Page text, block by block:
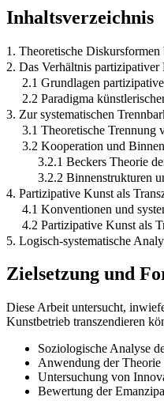
Inhaltsverzeichnis
1. Theoretische
2. Das Verhältnis
2.1 Grundlagen
2.2 Paradigma
3. Zur systematischen
3.1 Theoretische Trennung
3.2 Kooperation und
3.2.1 Beckers Theorie
3.2.2 Binnenstrukturen
4. Partizipative Kunst als
4.1 Konventionen und
4.2 Partizipative Kunst als
5. Logisch-systematische
Zielsetzung und
Diese Arbeit untersucht,
Kunstbetrieb transzendieren
Soziologische Analyse
Anwendung der
Untersuchung von
Bewertung der